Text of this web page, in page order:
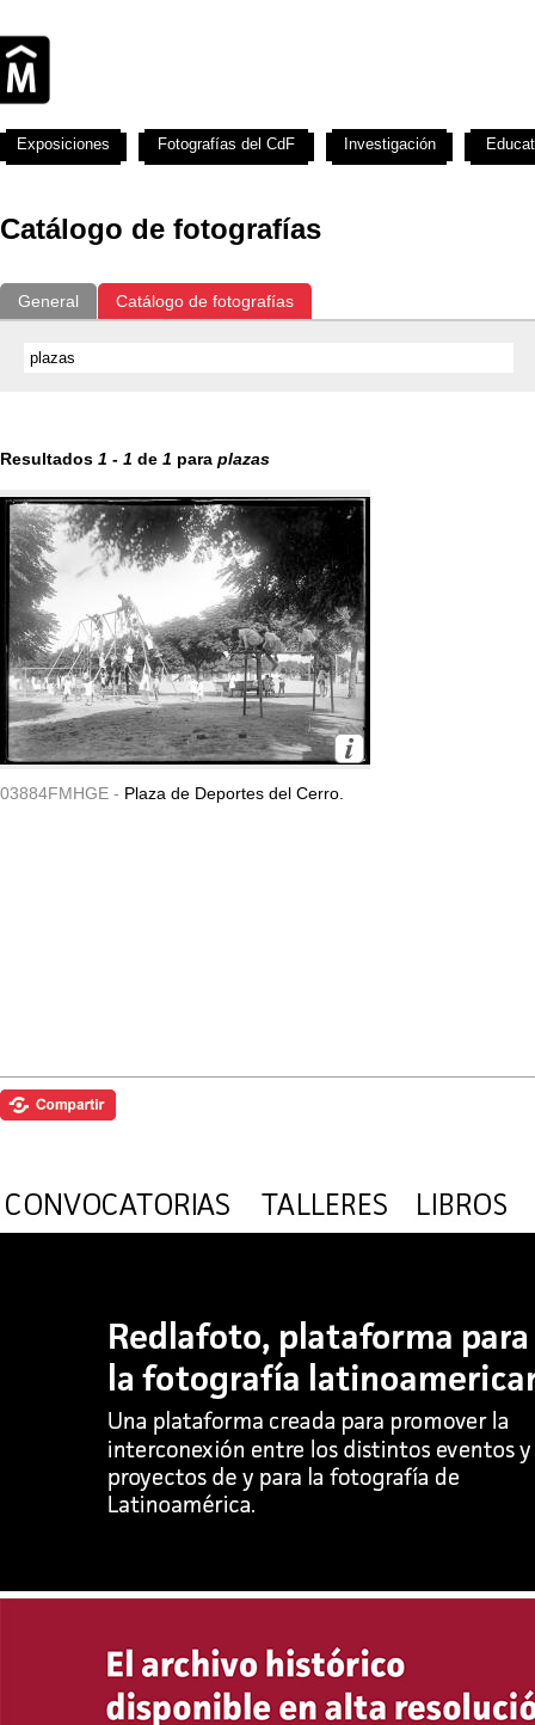
Catálogo de fotografías
General Catálogo de fotografías
Resultados 1 - 1 de 1 para plazas
03884FMHGE - Plaza de Deportes del Cerro.
Exposiciones Fotografías del CdF Investigación